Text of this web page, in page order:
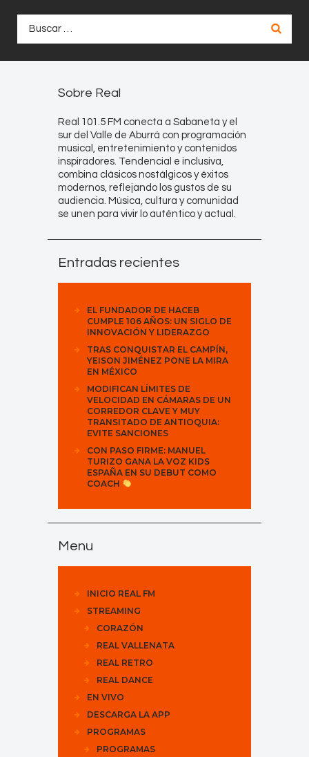
Sobre Real
Real 101.5 FM conecta a Sabaneta y el
sur del Valle de Aburrá con programación
musical, entretenimiento y contenidos
inspiradores. Tendencial e inclusiva,
combina clásicos nostálgicos y éxitos
modernos, reflejando los gustos de su
audiencia. Música, cultura y comunidad
se unen para vivir lo auténtico y actual.
Entradas recientes
EL FUNDADOR DE HACEB
CUMPLE 106 AÑOS: UN SIGLO DE
INNOVACIÓN Y LIDERAZGO
TRAS CONQUISTAR EL CAMPÍN,
YEISON JIMÉNEZ PONE LA MIRA
EN MÉXICO
MODIFICAN LÍMITES DE
VELOCIDAD EN CÁMARAS DE UN
CORREDOR CLAVE Y MUY
TRANSITADO DE ANTIOQUIA:
EVITE SANCIONES
CON PASO FIRME: MANUEL
TURIZO GANA LA VOZ KIDS
ESPAÑA EN SU DEBUT COMO
COACH
Menu
INICIO REAL FM
STREAMING
CORAZÓN
REAL VALLENATA
REAL RETRO
REAL DANCE
EN VIVO
DESCARGA LA APP
PROGRAMAS
PROGRAMAS